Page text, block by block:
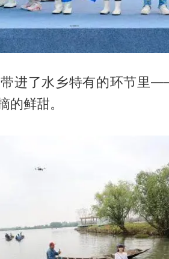
进了水乡特有的环节里
的鲜甜。